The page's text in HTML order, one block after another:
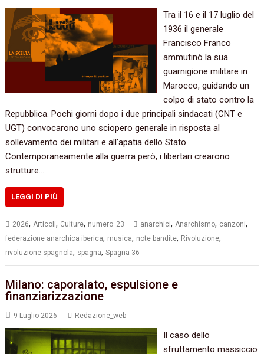
Tra il 16 e il 17 luglio del
1936 il generale
Francisco Franco
ammutinò la sua
guarnigione militare in
Marocco, guidando un
colpo di stato contro la
Repubblica. Pochi giorni dopo i due principali sindacati (CNT e
UGT) convocarono uno sciopero generale in risposta al
sollevamento dei militari e all’apatia dello Stato.
Contemporaneamente alla guerra però, i libertari crearono
strutture…
LEGGI DI PIÙ
2026,Articoli, Culture, numero_23 anarchici,Anarchismo, canzoni,
federazione anarchica iberica, musica, note bandite, Rivoluzione,
rivoluzione spagnola, spagna,Spagna 36
Milano: caporalato, espulsione e
finanziarizzazione
9 Luglio 2026 Redazione_web
Il caso dello
sfruttamento massiccio